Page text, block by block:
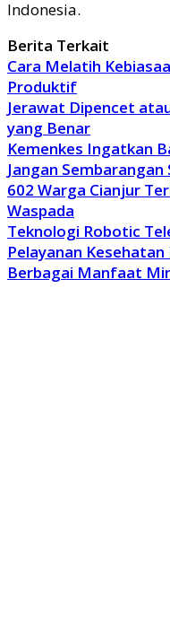
Indonesia.
Berita Terkait
Cara Melatih
Produktif
Jerawat Dipencet
yang Benar
Kemenkes Ingatkan
Jangan Sembarangan
602 Warga Cianjur
Waspada
Teknologi Robotic
Pelayanan
Berbagai Manfaat